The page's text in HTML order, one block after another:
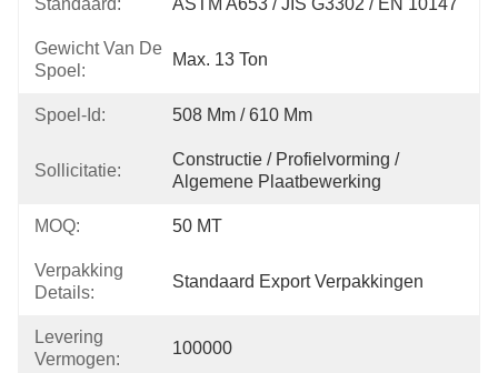
Standaard: ASTM A653 / JIS G3302 / EN 10147
Gewicht Van De
Spoel:
Max. 13 Ton
Spoel-Id: 508 Mm / 610 Mm
Sollicitatie:
Constructie / Profielvorming /
Algemene Plaatbewerking
MOQ: 50 MT
Verpakking
Details:
Standaard Export Verpakkingen
Levering
Vermogen:
100000